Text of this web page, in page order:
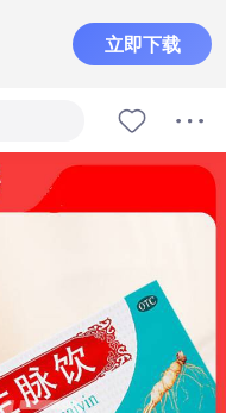
立即下载